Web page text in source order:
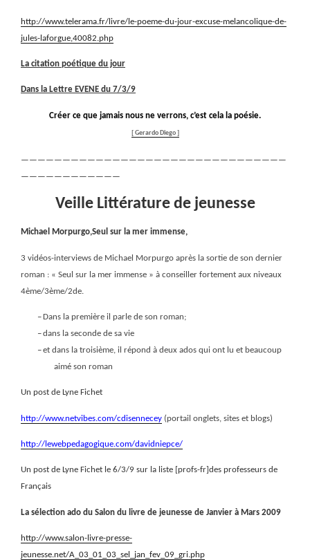
http://www.telerama.fr/livre/le-poeme-du-jour-excuse-melancolique-de-
jules-laforgue,40082.php
La citation poétique du jour
Dans la Lettre EVENE du 7/3/9
Créer ce que jamais nous ne verrons, c’est cela la poésie.
[ Gerardo Diego ]
————————————————————————————————
————————————
Veille Littérature de jeunesse
Michael Morpurgo,Seul sur la mer immense,
3 vidéos-interviews de Michael Morpurgo après la sortie de son dernier
roman : « Seul sur la mer immense » à conseiller fortement aux niveaux
4ème/3ème/2de.
–Dans la première il parle de son roman;
–dans la seconde de sa vie
–et dans la troisième, il répond à deux ados qui ont lu et beaucoup
aimé son roman
Un post de Lyne Fichet
http://www.netvibes.com/cdisennecey (portail onglets, sites et blogs)
http://lewebpedagogique.com/davidniepce/
Un post de Lyne Fichet le 6/3/9 sur la liste [profs-fr]des professeurs de
Français
La sélection ado du Salon du livre de jeunesse de Janvier à Mars 2009
http://www.salon-livre-presse-
jeunesse.net/A_03_01_03_sel_jan_fev_09_gri.php